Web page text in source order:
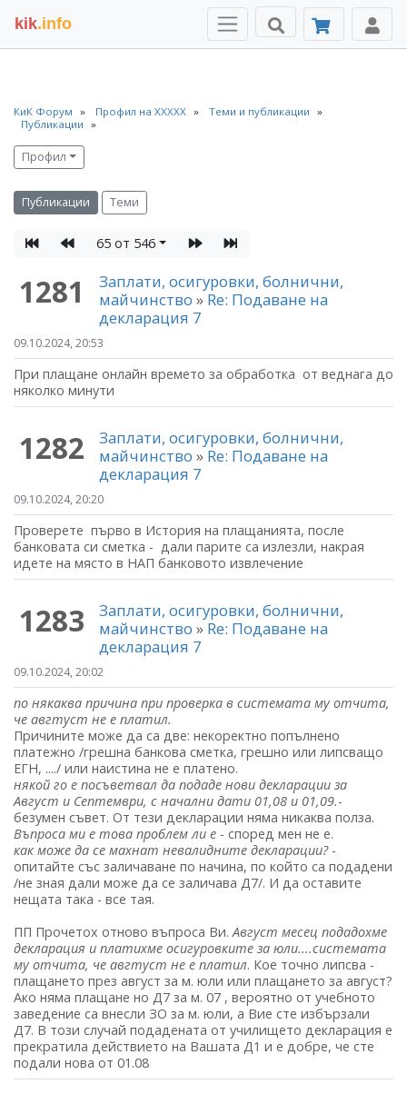
kik.info
КиК Форум Профил на ХХХХХ
Теми и публикации
Публикации
Профил
Публикации Теми
65 от 546
1281
Заплати, осигуровки, болнични,
майчинство» Re: Подаване на
декларация 7
09.10.2024, 20:53
При плащане онлайн времето за обработка от веднага до
няколко минути
1282
Заплати, осигуровки, болнични,
майчинство» Re: Подаване на
декларация 7
09.10.2024, 20:20
Проверете първо в История на плащанията, после
банковата си сметка - дали парите са излезли, накрая
идете на място в НАП банковото извлечение
1283
Заплати, осигуровки, болнични,
майчинство» Re: Подаване на
декларация 7
09.10.2024, 20:02
по някаква причина при проверка в системата му отчита,
че авгтуст не е платил.
Причините може да са две: некоректно попълнено
платежно /грешна банкова сметка, грешно или липсващо
ЕГН, ..../ или наистина не е платено.
някой го е посъветвал да подаде нови декларации за
Август и Септември, с начални дати 01,08 и 01,09.-
безумен съвет. От тези декларации няма никаква полза.
Въпроса ми е това проблем ли е - според мен не е.
как може да се махнат невалидните декларации?-
опитайте със заличаване по начина, по който са подадени
/не зная дали може да се заличава Д7/. И да оставите
нещата така - все тая.
ПП Прочетох отново въпроса Ви.Август месец подадохме
декларация и платихме осигуровките за юли....системата
му отчита, че авгтуст не е платил. Кое точно липсва -
плащането през август за м. юли или плащането за август?
Ако няма плащане но Д7 за м. 07 , вероятно от учебното
заведение са внесли ЗО за м. юли, а Вие сте избързали
Д7. В този случай подадената от училището декларация е
прекратила действието на Вашата Д1 и е добре, че сте
подали нова от 01.08